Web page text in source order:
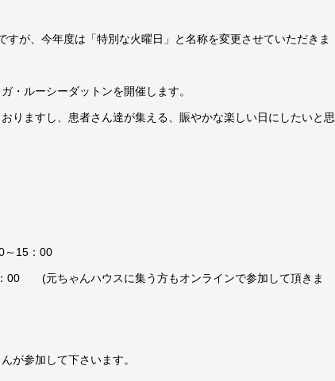
が、今年度は「特別な火曜日」と名称を変更させていただきま
・ルーシーダットンを開催します。
りますし、患者さん達が集える、賑やかな楽しい日にしたいと思
～15：00
00 (元ちゃんハウスに集う方もオンラインで参加して頂きま
が参加して下さいます。